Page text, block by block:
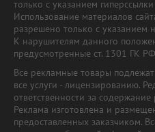
только с указанием
Использование материалов
разрешено только с указанием
К нарушителям данного
предусмотренные ст. 1301 ГК
Все рекламные товары
все услуги - лицензированию.
ответственности за
Реклама изготовлена и
предоставленных заказчиком.